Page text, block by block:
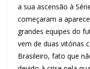
a sua ascensão à
começaram a
grandes equipes do
vem de duas vitórias
Brasileiro, fato que